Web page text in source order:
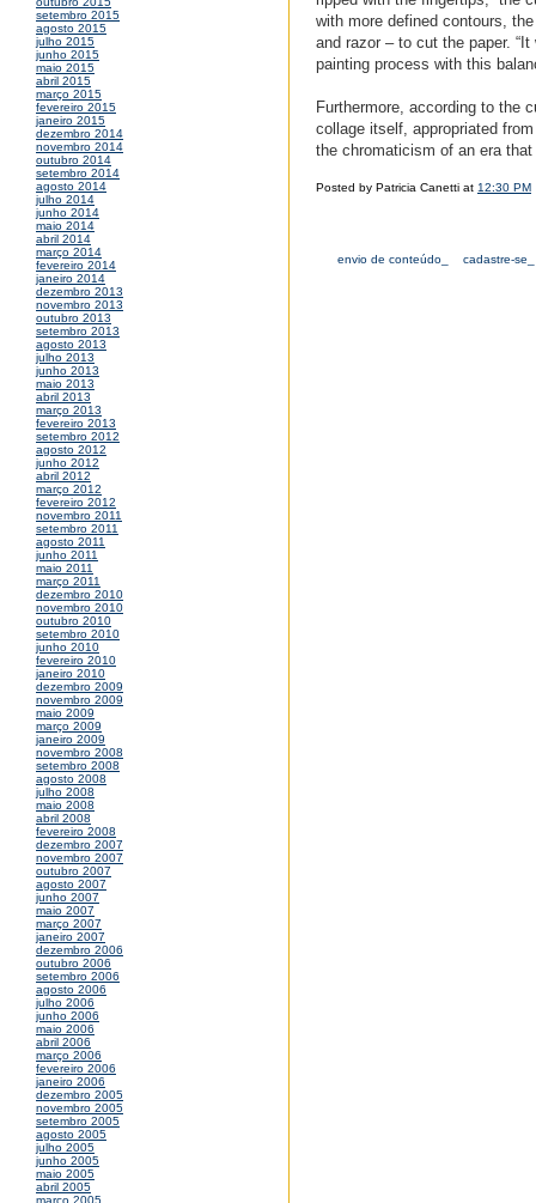
setembro 2015
agosto 2015
julho 2015
junho 2015
maio 2015
abril 2015
março 2015
fevereiro 2015
janeiro 2015
dezembro 2014
novembro 2014
outubro 2014
setembro 2014
agosto 2014
julho 2014
junho 2014
maio 2014
abril 2014
março 2014
fevereiro 2014
janeiro 2014
dezembro 2013
novembro 2013
outubro 2013
setembro 2013
agosto 2013
julho 2013
junho 2013
maio 2013
abril 2013
março 2013
fevereiro 2013
setembro 2012
agosto 2012
junho 2012
abril 2012
março 2012
fevereiro 2012
novembro 2011
setembro 2011
agosto 2011
junho 2011
maio 2011
março 2011
dezembro 2010
novembro 2010
outubro 2010
setembro 2010
junho 2010
fevereiro 2010
janeiro 2010
dezembro 2009
novembro 2009
maio 2009
março 2009
janeiro 2009
novembro 2008
setembro 2008
agosto 2008
julho 2008
maio 2008
abril 2008
fevereiro 2008
dezembro 2007
novembro 2007
outubro 2007
agosto 2007
junho 2007
maio 2007
março 2007
janeiro 2007
dezembro 2006
outubro 2006
setembro 2006
agosto 2006
julho 2006
junho 2006
maio 2006
abril 2006
março 2006
fevereiro 2006
janeiro 2006
dezembro 2005
novembro 2005
setembro 2005
agosto 2005
julho 2005
junho 2005
maio 2005
abril 2005
with more defined contours,
and razor – to cut the paper.
painting process with this
Furthermore, according to the
collage itself, appropriated
the chromaticism of an era
Posted by Patricia Canetti at 12:30 PM
envio de conteúdo_ cadastre-se_